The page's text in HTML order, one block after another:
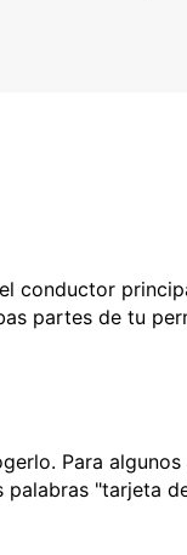
conductor
partes de tu
Para algunos
palabras "tarjeta